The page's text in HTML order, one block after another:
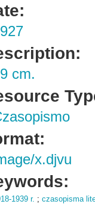
cm.
x.djvu
1939 r. ;czasopisma